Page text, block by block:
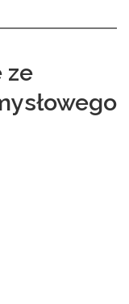
ze